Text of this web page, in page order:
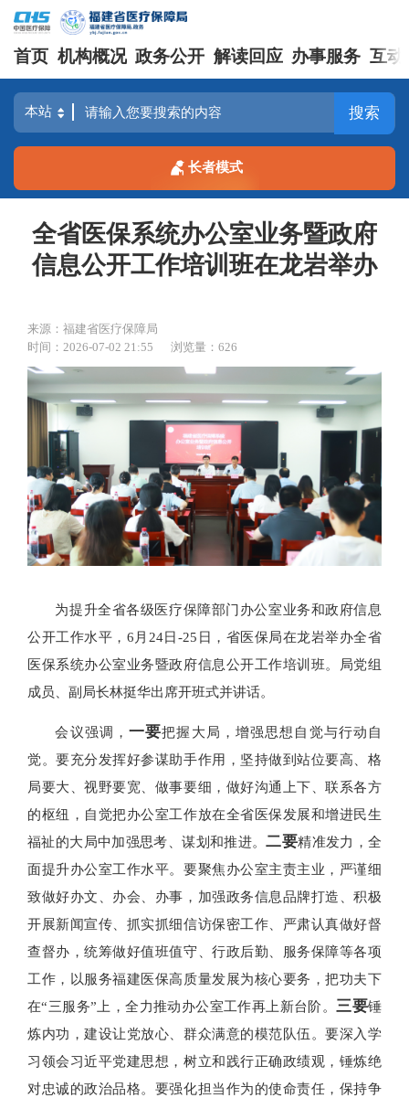
首页 机构概况 政务公开 解读回应 办事服务 互动
搜索
长者模式
全省医保系统办公室业务暨政府
信息公开工作培训班在龙岩举办
来源：福建省医疗保障局
时间：2026-07-02 21:55
浏览量：626
为提升全省各级医疗保障部门办公室业务和政府信息
公开工作水平，6月24日-25日，省医保局在龙岩举办全省
医保系统办公室业务暨政府信息公开工作培训班。局党组
成员、副局长林挺华出席开班式并讲话。
会议强调，一要把握大局，增强思想自觉与行动自
觉。要充分发挥好参谋助手作用，坚持做到站位要高、格
局要大、视野要宽、做事要细，做好沟通上下、联系各方
的枢纽，自觉把办公室工作放在全省医保发展和增进民生
福祉的大局中加强思考、谋划和推进。二要精准发力，全
面提升办公室工作水平。要聚焦办公室主责主业，严谨细
致做好办文、办会、办事，加强政务信息品牌打造、积极
开展新闻宣传、抓实抓细信访保密工作、严肃认真做好督
查督办，统筹做好值班值守、行政后勤、服务保障等各项
工作，以服务福建医保高质量发展为核心要务，把功夫下
在“三服务”上，全力推动办公室工作再上新台阶。 三要锤
炼内功，建设让党放心、群众满意的模范队伍。要深入学
习领会习近平党建思想，树立和践行正确政绩观，锤炼绝
对忠诚的政治品格。要强化担当作为的使命责任，保持争